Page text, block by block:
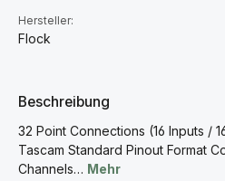
Hersteller:
Flock
Beschreibung
32 Point Connections (16 Inputs /
Tascam Standard Pinout Format
Channels… Mehr